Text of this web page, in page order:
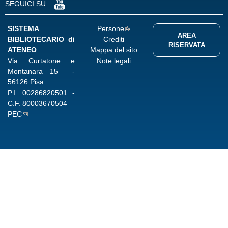
SEGUICI SU:
SISTEMA
BIBLIOTECARIO di
ATENEO
Via Curtatone e
Montanara 15 -
56126 Pisa
P.I. 00286820501 -
C.F. 80003670504
PEC
Persone
Crediti
Mappa del sito
Note legali
AREA
RISERVATA